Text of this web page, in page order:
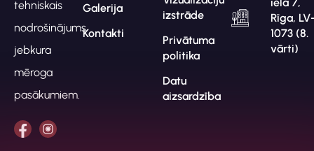
tehniskais
nodrošinājums
jebkura
mēroga
pasākumiem.
Galerija
Kontakti
izstrāde
Privātuma
politika
Datu
aizsardzība
Rīga,
1073 (8.
vārti)